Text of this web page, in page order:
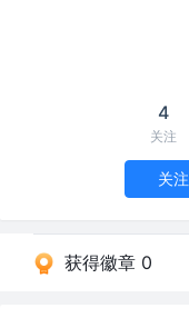
4
关注
关注
获得徽章 0